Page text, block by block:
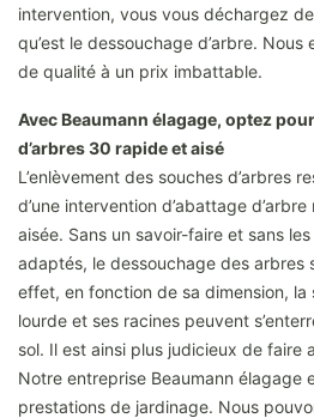
intervention, vous vous déchargez
qu’est le dessouchage d’arbre.
de qualité à un prix imbattable.
Avec Beaumann élagage, optez
d’arbres 30 rapide et aisé
L’enlèvement des souches d’arbres
d’une intervention d’abattage
aisée. Sans un savoir-faire et sans
adaptés, le dessouchage des arbres
effet, en fonction de sa dimension, la
lourde et ses racines peuvent
sol. Il est ainsi plus judicieux de faire
Notre entreprise Beaumann élagage
prestations de jardinage. Nous